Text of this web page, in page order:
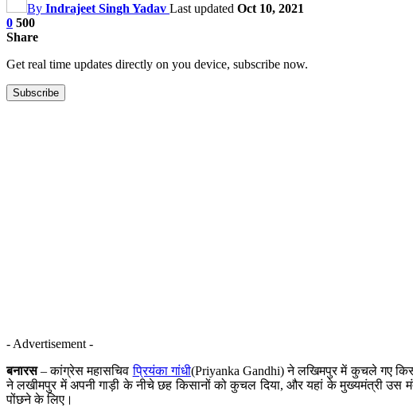
By Indrajeet Singh Yadav Last updated Oct 10, 2021
0 500
Share
Get real time updates directly on you device, subscribe now.
Subscribe
- Advertisement -
बनारस– कांग्रेस महासचिवप्रियंका गांधी(Priyanka Gandhi) ने लखिमपुर में कुचले गए
ने लखीमपुर में अपनी गाड़ी के नीचे छह किसानों को कुचल दिया, और यहां के मुख्यमंत्री
पोंछने के लिए।